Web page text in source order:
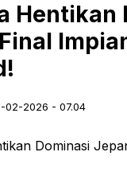
Hentikan
02-2026 - 07.04